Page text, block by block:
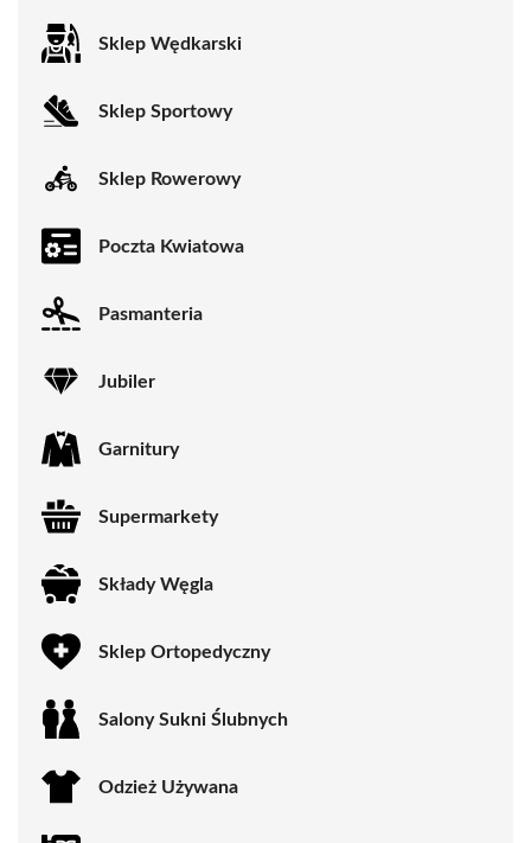
Sklep Wędkarski
Sklep Sportowy
Sklep Rowerowy
Poczta Kwiatowa
Pasmanteria
Jubiler
Garnitury
Supermarkety
Składy Węgla
Sklep Ortopedyczny
Salony Sukni Ślubnych
Odzież Używana